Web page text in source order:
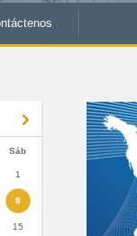
Sáb
1
8
15